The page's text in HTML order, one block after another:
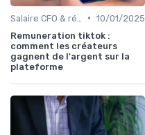
• 10/01/2025
Remuneration tiktok :
comment les créateurs
gagnent de l'argent sur la
plateforme